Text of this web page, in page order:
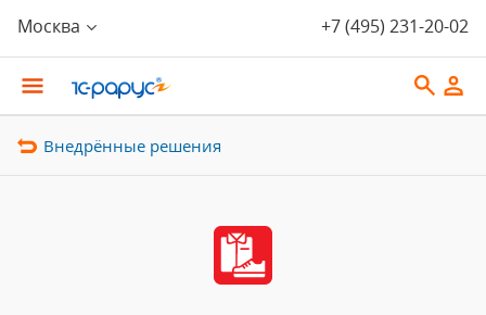
Москва +7 (495) 231-20-02
Внедрённые решения